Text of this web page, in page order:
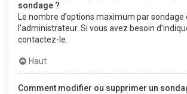
sondage ?
Le nombre d’options maximum par
l’administrateur. Si vous avez besoin
contactez-le.
Haut
Comment modifier ou supprimer un